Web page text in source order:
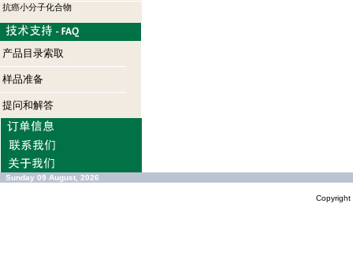
抗癌小分子化合物
产品目录索取
样品准备
提问和解答
Sunday 09 August, 2026